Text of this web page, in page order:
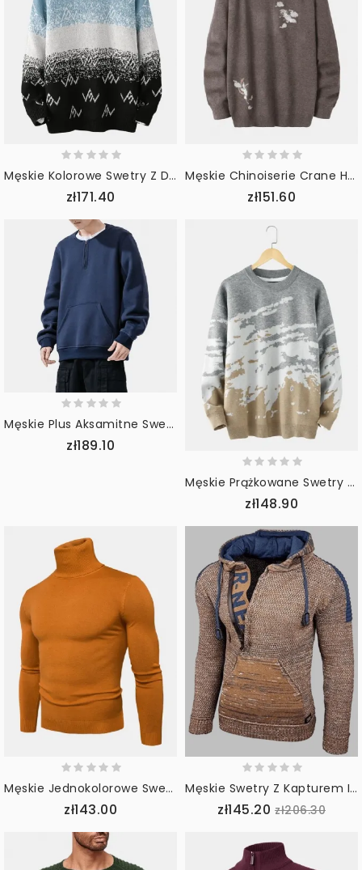
Męskie Kolorowe Swetry Z Dzianiny Z Okrągłym Dekoltem I Ramionami
zł171.40
Męskie Chinoiserie Crane Haft Raglanowy Rękaw Ciepłe Dzianinowe Swetry
zł151.60
Męskie Plus Aksamitne Swetry Z Okrągłym Dekoltem Młodzieżowe Przystojne Ciepłe Grube Dolne Koszule
zł189.10
Męskie Prążkowane Swetry Z Dzianinowym Wzorem Opadające Na Ramię
zł148.90
Męskie Jednokolorowe Swetry Bawełniane Z Wysokim Dekoltem Na Co Dzień Z Długim Rękawem
zł143.00
Męskie Swetry Z Kapturem I Kieszenią Na Zamek Błyskawiczny Z Przodu
zł145.20 zł206.30